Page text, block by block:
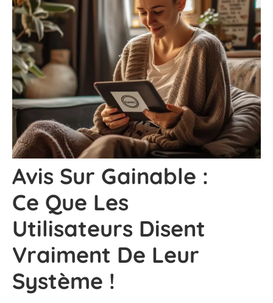
Avis Sur Gainable :
Ce Que Les
Utilisateurs Disent
Vraiment De Leur
Système !